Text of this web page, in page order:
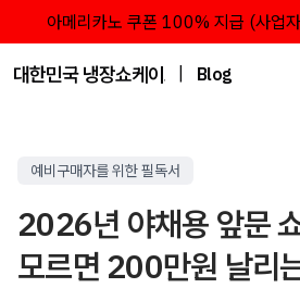
아메리카노 쿠폰 100% 지급 (사업
대한민국 냉장쇼케이스 점유율 1위 브
Blog
예비구매자를 위한 필독서
2026년 야채용 앞문
모르면 200만원 날리